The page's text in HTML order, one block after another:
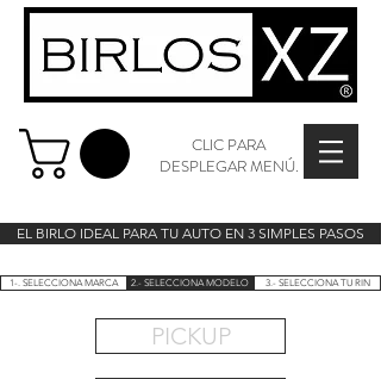
CLIC PARA
DESPLEGAR MENÚ.
EL BIRLO IDEAL PARA TU AUTO EN 3 SIMPLES PASOS
1-. SELECCIONA MARCA 2.- SELECCIONA MODELO 3.- SELECCIONA TU RIN
PICKUP